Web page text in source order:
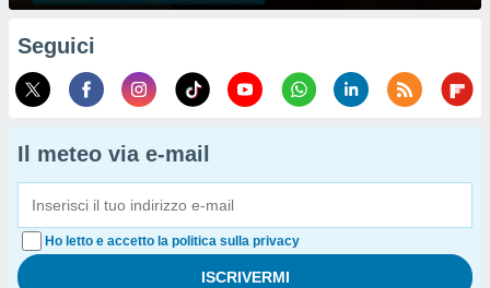
Seguici
Il meteo via e-mail
Ho letto e accetto la politica sulla privacy